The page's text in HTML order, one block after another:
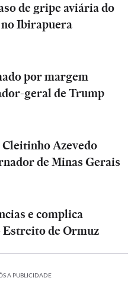
de gripe aviária do
no Ibirapuera
por margem
geral de Trump
Azevedo
de Minas Gerais
e complica
de Ormuz
A PUBLICIDADE